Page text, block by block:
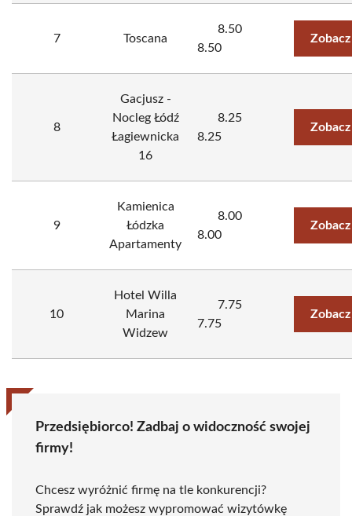
7 Toscana
8.50
8.50
8
Gacjusz -
Nocleg Łódź
Łagiewnicka
16
8.25
8.25
9
Kamienica
Łódzka
Apartamenty
8.00
8.00
10
Hotel Willa
Marina
Widzew
7.75
7.75
Przedsiębiorco! Zadbaj o widoczność swojej
firmy!
Chcesz wyróżnić firmę na tle konkurencji?
Sprawdź jak możesz wypromować wizytówkę